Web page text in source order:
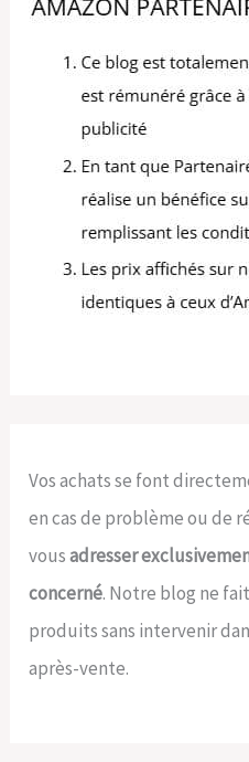
Vos achats se font
en cas de problème ou de
vousadresser
concerné. Notre blog ne
produits sans intervenir
après-vente.